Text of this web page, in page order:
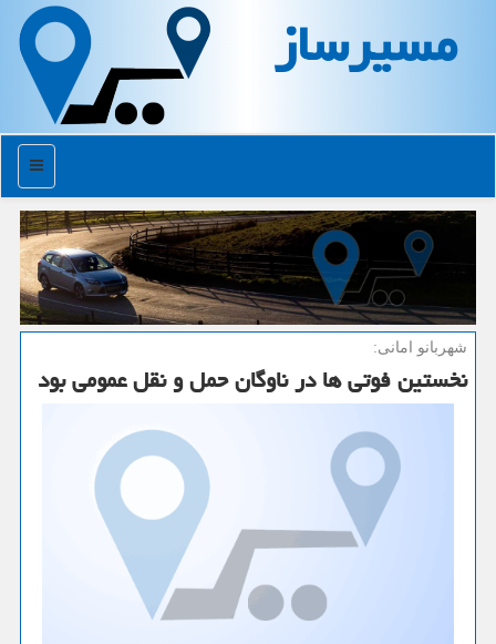
مسیرساز
منو
شهربانو امانی:
نخستین فوتی ها در ناوگان حمل و نقل عمومی بود